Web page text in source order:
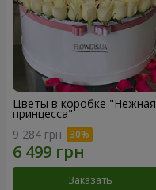
Цветы в коробке "Нежная
принцесса"
9 284 грн
Заказать